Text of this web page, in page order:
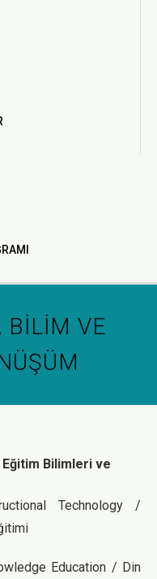
BİLİM VE
Bilimleri ve
Technology /
Education / Din